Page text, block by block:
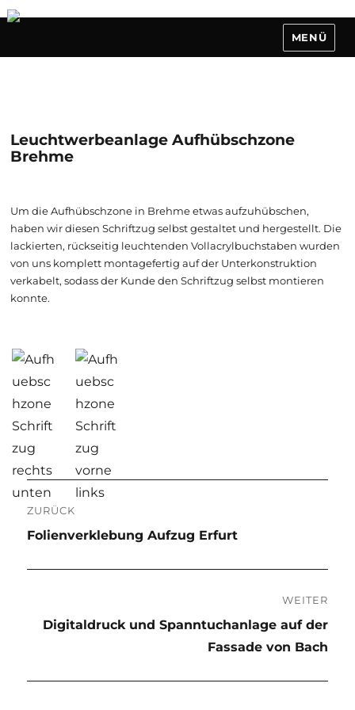
MENÜ
Leuchtwerbeanlage Aufhübschzone
Brehme
Um die Aufhübschzone in Brehme etwas aufzuhübschen,
haben wir diesen Schriftzug selbst gestaltet und hergestellt. Die
lackierten, rückseitig leuchtenden Vollacrylbuchstaben wurden
von uns komplett montagefertig auf der Unterkonstruktion
verkabelt, sodass der Kunde den Schriftzug selbst montieren
konnte.
Beitragsnavigation
ZURÜCK
Vorheriger
Folienverklebung Aufzug Erfurt
WEITER
Nächster
Digitaldruck und Spanntuchanlage auf der
Fassade von Bach